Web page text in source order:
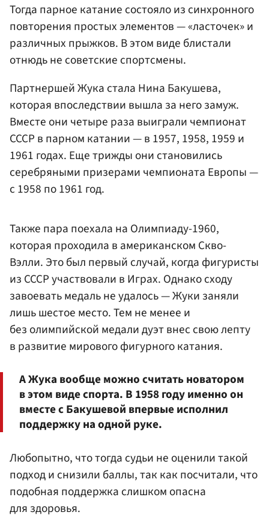
Тогда парное катание состояло из синхронного
повторения простых элементов — «ласточек» и
различных прыжков. В этом виде блистали
отнюдь не советские спортсмены.
Партнершей Жука стала Нина Бакушева,
которая впоследствии вышла за него замуж.
Вместе они четыре раза выиграли чемпионат
СССР в парном катании — в 1957, 1958, 1959 и
1961 годах. Еще трижды они становились
серебряными призерами чемпионата Европы —
с 1958 по 1961 год.
Также пара поехала на Олимпиаду-1960,
которая проходила в американском Скво-
Вэлли. Это был первый случай, когда фигуристы
из СССР участвовали в Играх. Однако сходу
завоевать медаль не удалось — Жуки заняли
лишь шестое место. Тем не менее и
без олимпийской медали дуэт внес свою лепту
в развитие мирового фигурного катания.
А Жука вообще можно считать новатором
в этом виде спорта. В 1958 году именно он
вместе с Бакушевой впервые исполнил
поддержку на одной руке.
Любопытно, что тогда судьи не оценили такой
подход и снизили баллы, так как посчитали, что
подобная поддержка слишком опасна
для здоровья.